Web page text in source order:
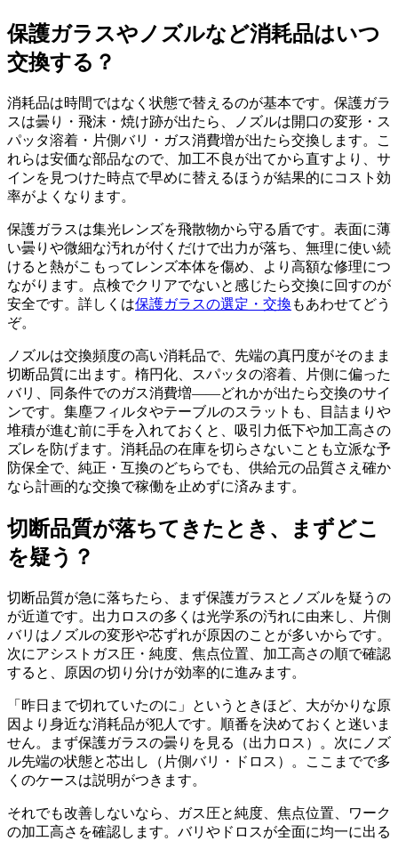
保護ガラスやノズルなど消耗品はいつ
交換する？
消耗品は時間ではなく状態で替えるのが基本です。保護ガラ
スは曇り・飛沫・焼け跡が出たら、ノズルは開口の変形・ス
パッタ溶着・片側バリ・ガス消費増が出たら交換します。こ
れらは安価な部品なので、加工不良が出てから直すより、サ
インを見つけた時点で早めに替えるほうが結果的にコスト効
率がよくなります。
保護ガラスは集光レンズを飛散物から守る盾です。表面に薄
い曇りや微細な汚れが付くだけで出力が落ち、無理に使い続
けると熱がこもってレンズ本体を傷め、より高額な修理につ
ながります。点検でクリアでないと感じたら交換に回すのが
安全です。詳しくは保護ガラスの選定・交換 もあわせてどう
ぞ。
ノズルは交換頻度の高い消耗品で、先端の真円度がそのまま
切断品質に出ます。楕円化、スパッタの溶着、片側に偏った
バリ、同条件でのガス消費増——どれかが出たら交換のサイ
ンです。集塵フィルタやテーブルのスラットも、目詰まりや
堆積が進む前に手を入れておくと、吸引力低下や加工高さの
ズレを防げます。消耗品の在庫を切らさないことも立派な予
防保全で、純正・互換のどちらでも、供給元の品質さえ確か
なら計画的な交換で稼働を止めずに済みます。
切断品質が落ちてきたとき、まずどこ
を疑う？
切断品質が急に落ちたら、まず保護ガラスとノズルを疑うの
が近道です。出力ロスの多くは光学系の汚れに由来し、片側
バリはノズルの変形や芯ずれが原因のことが多いからです。
次にアシストガス圧・純度、焦点位置、加工高さの順で確認
すると、原因の切り分けが効率的に進みます。
「昨日まで切れていたのに」というときほど、大がかりな原
因より身近な消耗品が犯人です。順番を決めておくと迷いま
せん。まず保護ガラスの曇りを見る（出力ロス）。次にノズ
ル先端の状態と芯出し（片側バリ・ドロス）。ここまでで多
くのケースは説明がつきます。
それでも改善しないなら、ガス圧と純度、焦点位置、ワーク
の加工高さを確認します。バリやドロスが全面に均一に出る